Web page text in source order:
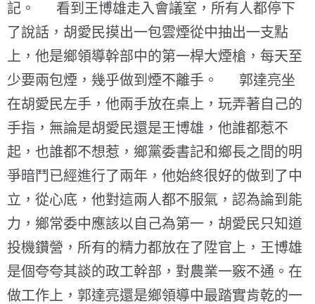
記。 看到王博雄走入會議室，所有人都停下
了說話，胡愛民摸出一包雲煙從中抽出一支點
上，他是鄉領導幹部中的第一桿大煙槍，每天至
少要兩包煙，幾乎做到煙不離手。 郭達亮坐
在胡愛民左手，他兩手放在桌上，玩弄著自己的
手指，無論是胡愛民還是王博雄，他誰都惹不
起，也誰都不想惹，鄉黨委書記和鄉長之間的明
爭暗鬥已經進行了兩年，他始終很好的做到了中
立，從心底，他對這兩人都不服氣，認為論到能
力，鄉常委中應該以自己為第一，胡愛民只知道
投機鑽營，所有的精力都放在了陞官上，王博雄
是個夸夸其談的政工幹部，對農業一竅不通。在
做工作上，郭達亮還是鄉領導中最踏實肯乾的一